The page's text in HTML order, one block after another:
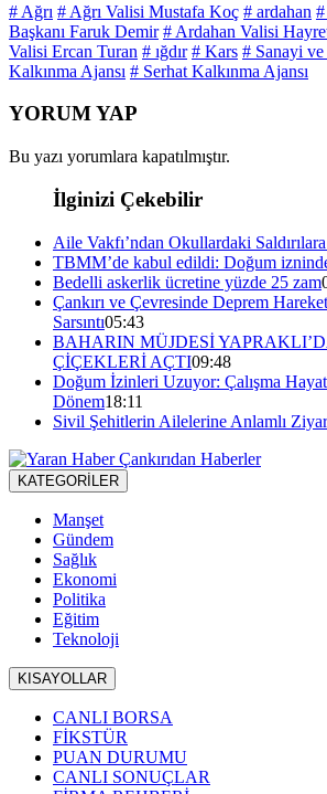
# Ağrı # Ağrı Valisi Mustafa Koç # ardahan
Başkanı Faruk Demir # Ardahan Valisi
Valisi Ercan Turan # ığdır # Kars # Sanayi ve
Kalkınma Ajansı # Serhat Kalkınma Ajansı
YORUM YAP
Bu yazı yorumlara kapatılmıştır.
İlginizi Çekebilir
Aile Vakfı’ndan Okullardaki
TBMM’de kabul edildi: Doğum
Bedelli askerlik ücretine yüzde 25 zam
Çankırı ve Çevresinde Deprem
Sarsıntı05:43
BAHARIN MÜJDESİ
ÇİÇEKLERİ AÇTI09:48
Doğum İzinleri Uzuyor: Çalışma
Dönem18:11
Sivil Şehitlerin Ailelerine Anlamlı
KATEGORİLER
Manşet
Gündem
Sağlık
Ekonomi
Politika
Eğitim
Teknoloji
KISAYOLLAR
CANLI BORSA
FİKSTÜR
PUAN DURUMU
CANLI SONUÇLAR